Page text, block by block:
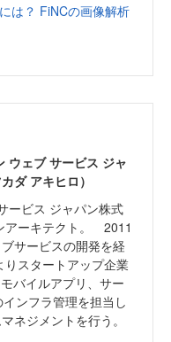
は？ FiNCの画像解析
ウェブ サービス ジャ
ダ アキヒロ）
ービス ジャパン株式
アーキテクト。 2011
サービスの開発を経
スタートアップ企業
バイルアプリ、サー
ンフラ管理を担当し
ネジメントを行う。